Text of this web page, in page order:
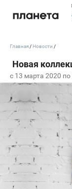
c 13 марта 2020
Главная Новости